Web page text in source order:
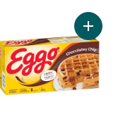
Ajouter Gaufres, bleuets au panier